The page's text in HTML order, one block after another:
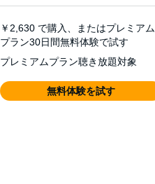
￥2,630 で購入、またはプレミアム
プラン30日間無料体験で試す
プレミアムプラン聴き放題対象
無料体験を試す